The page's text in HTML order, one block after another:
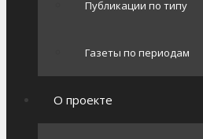
Публикации по типу
Газеты по периодам
О проекте